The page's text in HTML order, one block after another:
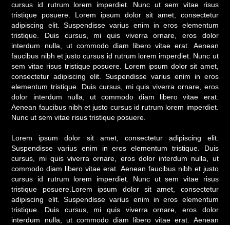
cursus id rutrum lorem imperdiet. Nunc ut sem vitae risus
tristique posuere. Lorem ipsum dolor sit amet, consectetur
adipiscing elit. Suspendisse varius enim in eros elementum
tristique. Duis cursus, mi quis viverra ornare, eros dolor
interdum nulla, ut commodo diam libero vitae erat. Aenean
faucibus nibh et justo cursus id rutrum lorem imperdiet. Nunc ut
sem vitae risus tristique posuere. Lorem ipsum dolor sit amet,
consectetur adipiscing elit. Suspendisse varius enim in eros
elementum tristique. Duis cursus, mi quis viverra ornare, eros
dolor interdum nulla, ut commodo diam libero vitae erat.
Aenean faucibus nibh et justo cursus id rutrum lorem imperdiet.
Nunc ut sem vitae risus tristique posuere.
Lorem ipsum dolor sit amet, consectetur adipiscing elit.
Suspendisse varius enim in eros elementum tristique. Duis
cursus, mi quis viverra ornare, eros dolor interdum nulla, ut
commodo diam libero vitae erat. Aenean faucibus nibh et justo
cursus id rutrum lorem imperdiet. Nunc ut sem vitae risus
tristique posuere.Lorem ipsum dolor sit amet, consectetur
adipiscing elit. Suspendisse varius enim in eros elementum
tristique. Duis cursus, mi quis viverra ornare, eros dolor
interdum nulla, ut commodo diam libero vitae erat. Aenean